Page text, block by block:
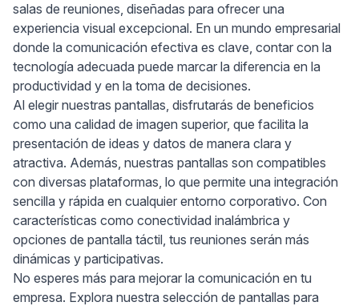
salas de reuniones, diseñadas para ofrecer una
experiencia visual excepcional. En un mundo empresarial
donde la comunicación efectiva es clave, contar con la
tecnología adecuada puede marcar la diferencia en la
productividad y en la toma de decisiones.
Al elegir nuestras pantallas, disfrutarás de beneficios
como una calidad de imagen superior, que facilita la
presentación de ideas y datos de manera clara y
atractiva. Además, nuestras pantallas son compatibles
con diversas plataformas, lo que permite una integración
sencilla y rápida en cualquier entorno corporativo. Con
características como conectividad inalámbrica y
opciones de pantalla táctil, tus reuniones serán más
dinámicas y participativas.
No esperes más para mejorar la comunicación en tu
empresa. Explora nuestra selección de pantallas para